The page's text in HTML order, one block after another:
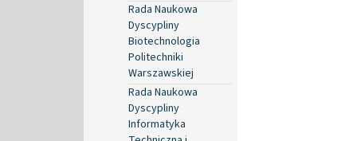
Rada Naukowa
Dyscypliny
Biotechnologia
Politechniki
Warszawskiej
Rada Naukowa
Dyscypliny
Informatyka